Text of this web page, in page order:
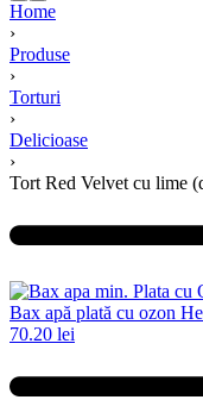
Home
›
Produse
›
Torturi
›
Delicioase
›
Tort Red Velvet cu lime
navigation
Previous
product:
Bax apă plată cu ozon
70.20 lei